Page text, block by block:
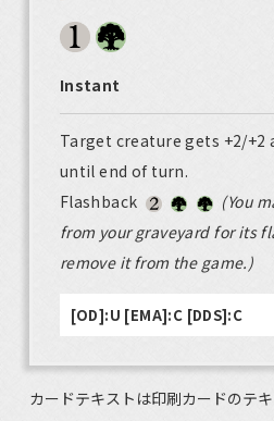
Instant
Target creature gets +2/+2
until end of turn.
Flashback
(You
from your graveyard for its
remove it from the game.)
[OD]:U [EMA]:C [DDS]:C
カードテキストは印刷カードのテ